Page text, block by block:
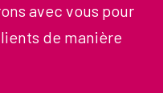
avec vous pour
de manière